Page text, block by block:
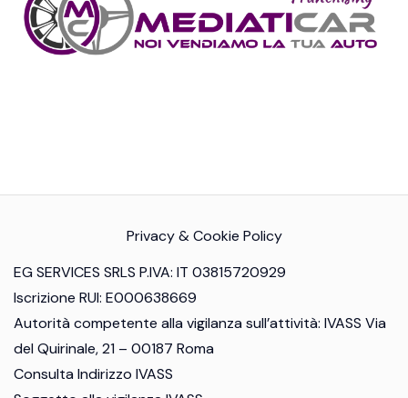
EG SERVICES SRLS P.IVA: IT 03815720929
Iscrizione RUI: E000638669
Autorità competente alla vigilanza sull’attività: IVASS Via
del Quirinale, 21 – 00187 Roma
Consulta Indirizzo IVASS
Privacy & Cookie Policy